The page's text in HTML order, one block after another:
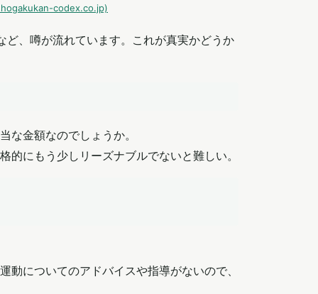
codex.co.jp)
、噂が流れています。これが真実かどうか
な金額なのでしょうか。
にもう少しリーズナブルでないと難しい。
についてのアドバイスや指導がないので、